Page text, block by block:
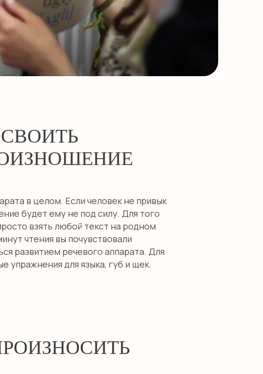
в целом. Если человек не привык
будет ему не под силу. Для того
взять любой текст на родном
чтения вы почувствовали
развитием речевого аппарата. Для
упражнения для языка, губ и щек.